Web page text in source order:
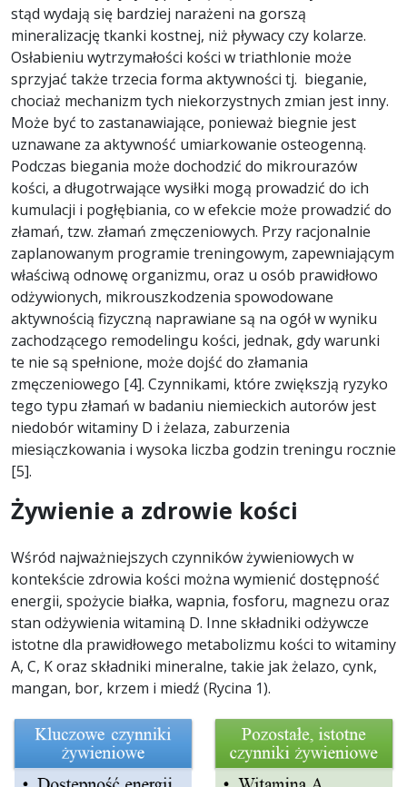
stąd wydają się bardziej narażeni na gorszą
mineralizację tkanki kostnej, niż pływacy czy kolarze.
Osłabieniu wytrzymałości kości w triathlonie może
sprzyjać także trzecia forma aktywności tj. bieganie,
chociaż mechanizm tych niekorzystnych zmian jest inny.
Może być to zastanawiające, ponieważ biegnie jest
uznawane za aktywność umiarkowanie osteogenną.
Podczas biegania może dochodzić do mikrourazów
kości, a długotrwające wysiłki mogą prowadzić do ich
kumulacji i pogłębiania, co w efekcie może prowadzić do
złamań, tzw. złamań zmęczeniowych. Przy racjonalnie
zaplanowanym programie treningowym, zapewniającym
właściwą odnowę organizmu, oraz u osób prawidłowo
odżywionych, mikrouszkodzenia spowodowane
aktywnością fizyczną naprawiane są na ogół w wyniku
zachodzącego remodelingu kości, jednak, gdy warunki
te nie są spełnione, może dojść do złamania
zmęczeniowego [4]. Czynnikami, które zwiększją ryzyko
tego typu złamań w badaniu niemieckich autorów jest
niedobór witaminy D i żelaza, zaburzenia
miesiączkowania i wysoka liczba godzin treningu rocznie
[5].
Żywienie a zdrowie kości
Wśród najważniejszych czynników żywieniowych w
kontekście zdrowia kości można wymienić dostępność
energii, spożycie białka, wapnia, fosforu, magnezu oraz
stan odżywienia witaminą D. Inne składniki odżywcze
istotne dla prawidłowego metabolizmu kości to witaminy
A, C, K oraz składniki mineralne, takie jak żelazo, cynk,
mangan, bor, krzem i miedź (Rycina 1).